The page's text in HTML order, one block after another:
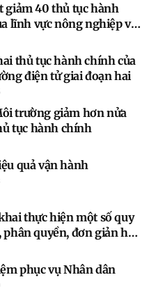
giảm 40 thủ tục hành
lĩnh vực nông nghiệp và
thủ tục hành chính của
điện tử giai đoạn hai
trường giảm hơn nửa
tục hành chính
quả vận hành
thực hiện một số quy
quyền, đơn giản hóa
trong lĩnh vực môi
số 66.19/2026/NQ-
phục vụ Nhân dân